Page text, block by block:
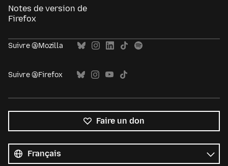
Notes de version de
Firefox
Suivre @Mozilla
Suivre @Firefox
Faire un don
les
langues
Langue